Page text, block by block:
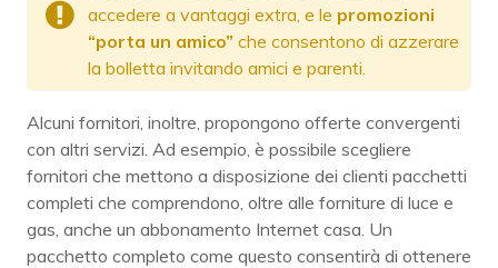
accedere a vantaggi extra, e le promozioni
“porta un amico” che consentono di azzerare
la bolletta invitando amici e parenti.
Alcuni fornitori, inoltre, propongono offerte convergenti
con altri servizi. Ad esempio, è possibile scegliere
fornitori che mettono a disposizione dei clienti pacchetti
completi che comprendono, oltre alle forniture di luce e
gas, anche un abbonamento Internet casa. Un
pacchetto completo come questo consentirà di ottenere